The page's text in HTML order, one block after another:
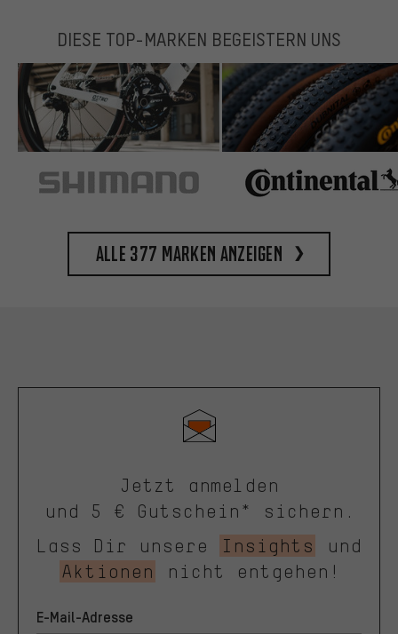
DIESE TOP-MARKEN BEGEISTERN UNS
Alle 377 Marken anzeigen
Jetzt anmelden
und 5 € Gutschein* sichern.
Lass Dir unsere
Insights
und
Aktionen
nicht entgehen!
E-Mail-Adresse